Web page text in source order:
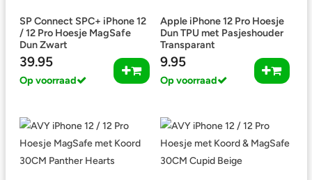
SP Connect SPC+ iPhone 12
/ 12 Pro Hoesje MagSafe
Dun Zwart
39.95
Op voorraad
Apple iPhone 12 Pro Hoesje
Dun TPU met Pasjeshouder
Transparant
9.95
Op voorraad